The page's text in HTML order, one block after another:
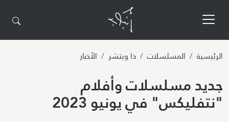
الرئيسية المسلسلات ذا ويتشر الأخبار
جديد مسلسلات وأفلام
"نتفليكس" في يونيو 2023